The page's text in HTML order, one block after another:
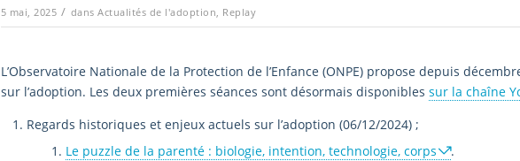
5 mai, 2025 / dansActualités de l'adoption Replay
L’Observatoire Nationale de la Protection de l’Enfance (ONPE) propose depuis
sur l’adoption. Les deux premières séances sont désormais disponibles sur la chaîne
Regards historiques et enjeux actuels sur l’adoption (06/12/2024) ;
Le puzzle de la parenté : biologie, intention, technologie, corps
.